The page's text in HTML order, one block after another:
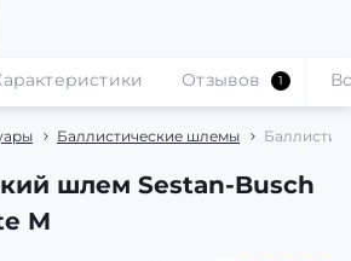
Баллистические шлемы
шлем Sestan-Busch
M
Отзывов 1